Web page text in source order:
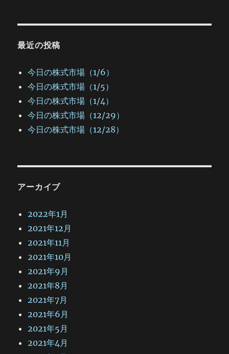
最近の投稿
今日の株式市場（1/6）
今日の株式市場（1/5）
今日の株式市場（1/4）
今日の株式市場（12/29）
今日の株式市場（12/28）
アーカイブ
2022年1月
2021年12月
2021年11月
2021年10月
2021年9月
2021年8月
2021年7月
2021年6月
2021年5月
2021年4月